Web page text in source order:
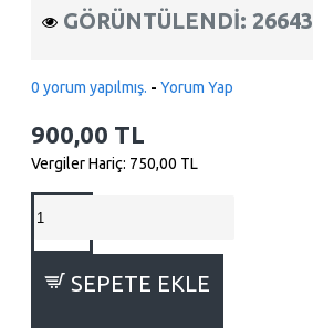
GÖRÜNTÜLENDI: 26643
0 yorum yapılmış. - Yorum Yap
900,00 TL
Vergiler Hariç: 750,00 TL
SEPETE EKLE